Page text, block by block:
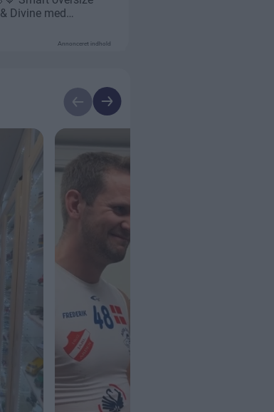
Annonceret indhold